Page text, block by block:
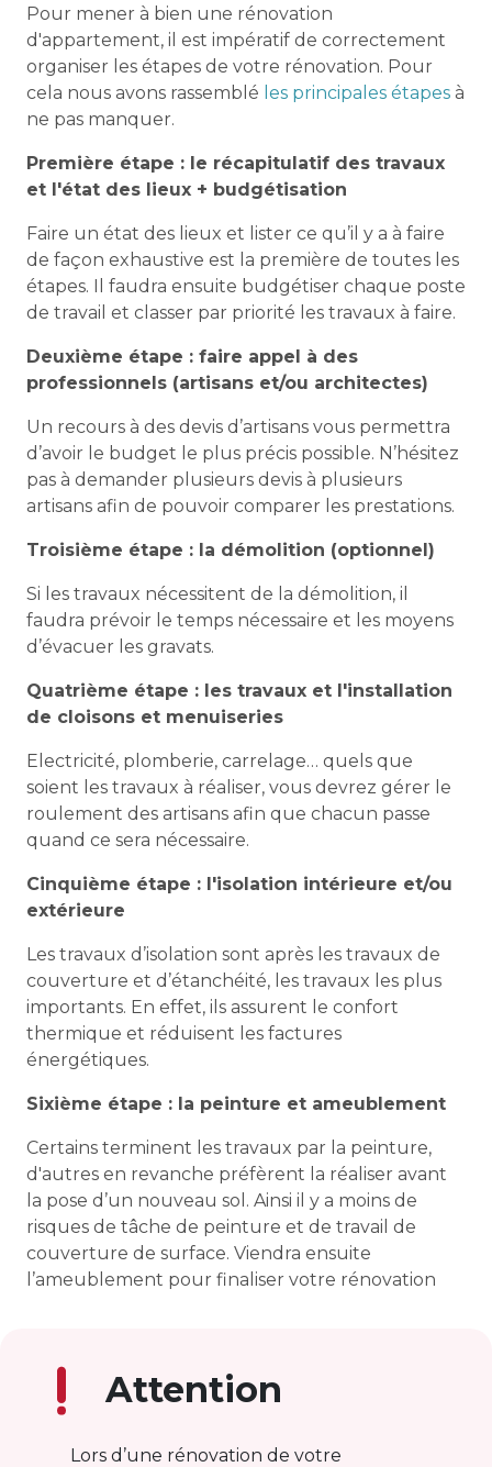
Pour mener à bien une rénovation
d'appartement, il est impératif de correctement
organiser les étapes de votre rénovation. Pour
cela nous avons rassemblé les principales étapes à
ne pas manquer.
Première étape : le récapitulatif des travaux
et l'état des lieux + budgétisation
Faire un état des lieux et lister ce qu’il y a à faire
de façon exhaustive est la première de toutes les
étapes. Il faudra ensuite budgétiser chaque poste
de travail et classer par priorité les travaux à faire.
Deuxième étape : faire appel à des
professionnels (artisans et/ou architectes)
Un recours à des devis d’artisans vous permettra
d’avoir le budget le plus précis possible. N’hésitez
pas à demander plusieurs devis à plusieurs
artisans afin de pouvoir comparer les prestations.
Troisième étape : la démolition (optionnel)
Si les travaux nécessitent de la démolition, il
faudra prévoir le temps nécessaire et les moyens
d’évacuer les gravats.
Quatrième étape : les travaux et l'installation
de cloisons et menuiseries
Electricité, plomberie, carrelage… quels que
soient les travaux à réaliser, vous devrez gérer le
roulement des artisans afin que chacun passe
quand ce sera nécessaire.
Cinquième étape : l'isolation intérieure et/ou
extérieure
Les travaux d’isolation sont après les travaux de
couverture et d’étanchéité, les travaux les plus
importants. En effet, ils assurent le confort
thermique et réduisent les factures
énergétiques.
Sixième étape : la peinture et ameublement
Certains terminent les travaux par la peinture,
d'autres en revanche préfèrent la réaliser avant
la pose d’un nouveau sol. Ainsi il y a moins de
risques de tâche de peinture et de travail de
couverture de surface. Viendra ensuite
l’ameublement pour finaliser votre rénovation
Attention
Lors d’une rénovation de votre